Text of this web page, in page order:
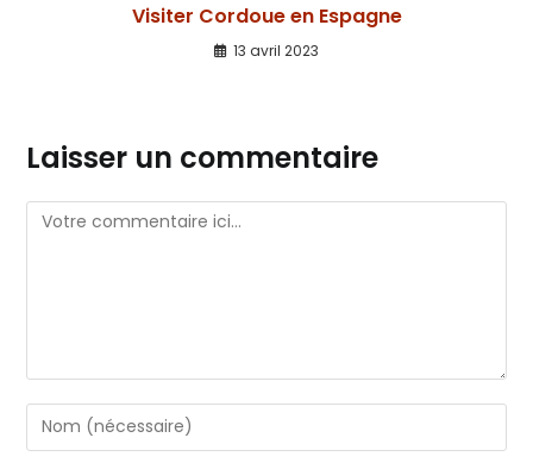
Visiter Cordoue en Espagne
13 avril 2023
Laisser un commentaire